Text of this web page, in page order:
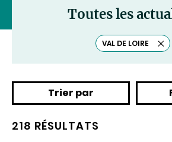
Toutes les
VAL DE LOIRE
Trier par
218 RÉSULTATS